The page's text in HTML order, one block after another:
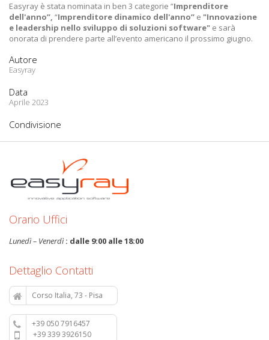
Easyray è stata nominata in ben 3 categorie “Imprenditore
dell'anno”, “Imprenditore dinamico dell'anno” e "Innovazione
e leadership nello sviluppo di soluzioni software" e sarà
onorata di prendere parte all’evento americano il prossimo giugno.
Autore
Easyray
Data
Aprile 2023
Condivisione
Orario Uffici
Lunedì – Venerdì : dalle 9:00 alle 18:00
Dettaglio Contatti
Corso Italia, 73 - Pisa
+39 050 7916457
+39 339 3926150